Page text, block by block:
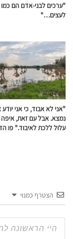
"ערכים לבני-אדם הם
לעצים…"
"אני לא אבוד, כי אני יודע
נמצא. אבל עם זאת,
עלול ללכת לאיבוד." פו
הצטרף כמנוי